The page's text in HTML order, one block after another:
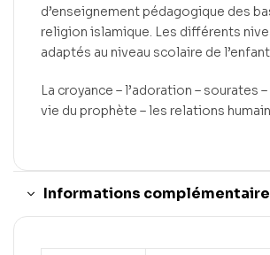
d’enseignement pédagogique des
religion islamique. Les différents
adaptés au niveau scolaire de
La croyance – l’adoration – sourates
vie du prophète – les relations
Informations